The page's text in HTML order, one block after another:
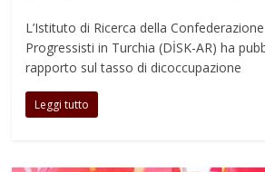
L’Istituto di Ricerca della
Progressisti in Turchia (DİSK-AR) ha
rapporto sul tasso di dicoccupazione
Leggi tutto